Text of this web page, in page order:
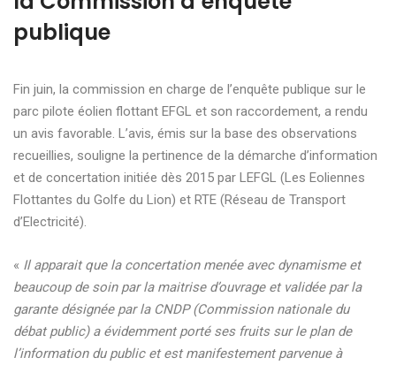
publique
Fin juin, la commission en charge de l’enquête publique sur le
parc pilote éolien flottant EFGL et son raccordement, a rendu
un avis favorable. L’avis, émis sur la base des observations
recueillies, souligne la pertinence de la démarche d’information
et de concertation initiée dès 2015 par LEFGL (Les Eoliennes
Flottantes du Golfe du Lion) et RTE (Réseau de Transport
d’Electricité).
« Il apparait que la concertation menée avec dynamisme et
beaucoup de soin par la maitrise d’ouvrage et validée par la
garante désignée par la CNDP (Commission nationale du
débat public) a évidemment porté ses fruits sur le plan de
l’information du public et est manifestement parvenue à